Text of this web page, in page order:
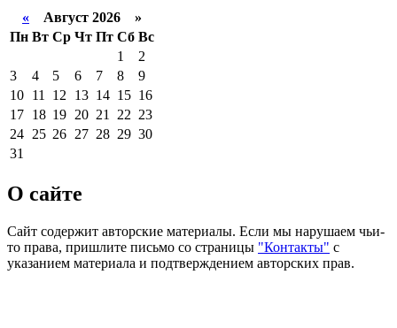
« Август 2026 »
Пн Вт Ср Чт Пт Сб Вс
1
2
3
4 5 6 7 8
9
10 11 12 13 14 15 16
17 18 19 20 21 22 23
24 25 26 27 28 29 30
31
О сайте
Сайт содержит авторские материалы. Если мы нарушаем чьи-
то права, пришлите письмо со страницы "Контакты" с
указанием материала и подтверждением авторских прав.